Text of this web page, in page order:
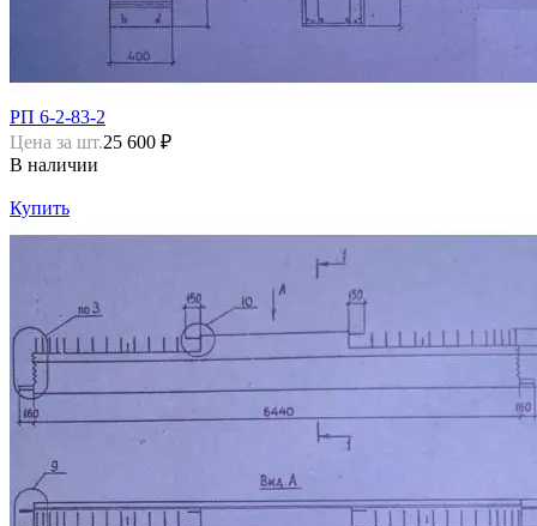
РП 6-2-83-2
Цена за шт.25 600 ₽
В наличии
Купить